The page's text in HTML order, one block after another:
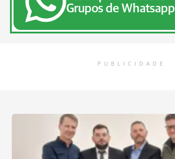
Grupos de Whatsapp
PUBLICIDADE